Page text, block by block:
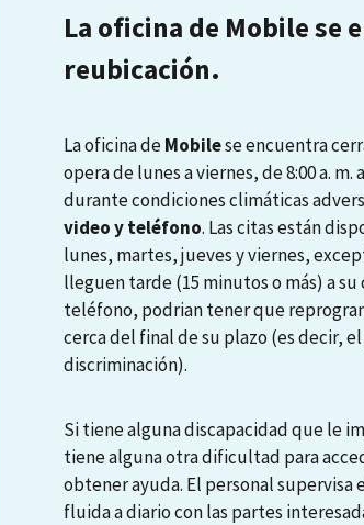
La oficina de Mobile se
reubicación.
La oficina deMobilese encuentra
opera de lunes a viernes, de 8:00 a.
durante condiciones climáticas
video y teléfono. Las citas están
lunes, martes, jueves y viernes,
lleguen tarde (15 minutos o más) a
teléfono, podrian tener que
cerca del final de su plazo (es decir,
discriminación).
Si tiene alguna discapacidad que le
tiene alguna otra dificultad para
obtener ayuda. El personal
fluida a diario con las partes